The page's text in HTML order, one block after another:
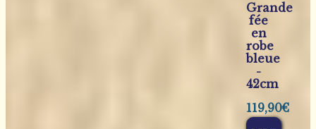
Grande
fée
en
robe
bleue
-
42cm
119,90€